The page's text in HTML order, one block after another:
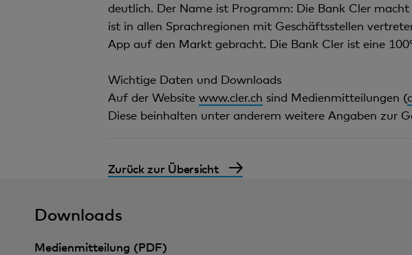
deutlich. Der Name ist Programm: Die Bank Cler
ist in allen Sprachregionen mit Geschäftsstellen
App auf den Markt gebracht. Die Bank Cler ist eine
Wichtige Daten und Downloads
Auf der Website www.cler.ch sind Medienmitteilungen (
Diese beinhalten unter anderem weitere Angaben zur
Zurück zur Übersicht
Downloads
Medienmitteilung (PDF)